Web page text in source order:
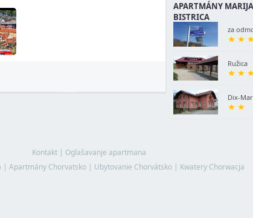
APARTMÁNY MARIJA
BISTRICA
za
Ružica
Dix-
Kontakt| Oglašavanje apartmana
| Apartmány Chorvatsko| Ubytovanie Chorvátsko| Kwatery Chorwacja